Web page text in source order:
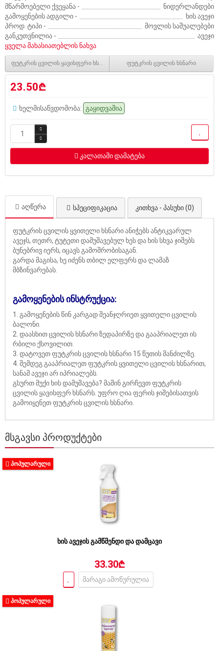
მწარმოებელი ქვეყანა -
ნიდერლანდები
გამოყენების ადგილი -
ხის ავეჯი
პროდ. ტიპი -
მოვლის საშუალებები
განკუთვნილია -
ავეჯი
ყველა მახასიათებლის ნახვა
ფუტკრის ცვილის ყავისფერი ხსნარი ფუტკრის ცვილის ხსნარი
23.50₾
ხელმისაწვდომობა: გაყიდვაშია
კალათაში დამატება
აღწერა სპეციფიკაცია კითხვა - პასუხი (0)
ფუტკრის ცვილის ყვითელი ხსნარი ანიჭებს ანტიკვარულ
ავეჯს, თეთრ, ტუტეთი დამუშავებულ ხეს და ხის სხვა ჯიშებს
ბუნებრივ იერს, იცავს გამოშრობისაგან.
გარდა მაგისა, ხე იძენს თბილ ელფერს და ლამაზ
მბზინვარებას.
გამოყენების ინსტრუქცია:
1. გამოყენების წინ კარგად შეანჯღრიეთ ყვითელი ცვილის
ბალონი.
2. დაასხით ცვილის ხსნარი ზედაპირზე და გააპრიალეთ ის
რბილი ქსოვილით.
3. დატოვეთ ფუტკრის ცვილის ხსნარი 15 წუთის მანძილზე.
4. შემდეგ გააპრიალეთ ფუტკრის ყვითელი ცვილის ხსნარით,
სანამ ავეჯი არ იპრიალებს.
გსურთ მუქი ხის დამუშავება? მაშინ გირჩევთ ფუტკრის
ცვილის ყავისფერ ხსნარს. უფრო ღია ფერის ჯიშებისათვის
გამოიყენეთ ფუტკრის ცვილის ხსნარი.
ᲛᲡᲒᲐᲕᲡᲘ ᲞᲠᲝᲓᲣᲥᲢᲔᲑᲘ
ᲞᲝᲞᲣᲚᲐᲠᲣᲚᲘ
ხის ავეჯის გამწმენდი და დამცავი
33.30₾
მარაგი ამოწურულია
ᲞᲝᲞᲣᲚᲐᲠᲣᲚᲘ